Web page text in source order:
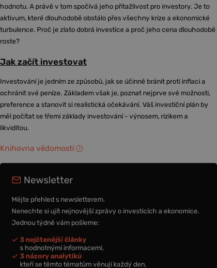
hodnotu. A právě v tom spočívá jeho přitažlivost pro investory. Je to
aktivum, které dlouhodobě obstálo přes všechny krize a ekonomické
turbulence. Proč je zlato dobrá investice a proč jeho cena dlouhodobě
roste?
Jak začít investovat
Investování je jedním ze způsobů, jak se účinně bránit proti inflaci a
ochránit své peníze. Základem však je, poznat nejprve své možnosti,
preference a stanovit si realistická očekávání. Váš investiční plán by
měl počítat se třemi základy investování - výnosem, rizikem a
likviditou.
Knihovna vědomostí
Newsletter
Mějte přehled s newsletterem.
Nenechte si ujít nejnovější zprávy o investicích a ekonomice.
Jednou týdně vám pošleme:
3 nejčtenější články
s hodnotnými informacemi,
3 názory analytiků
kteří se těmto tématům věnují každý den,